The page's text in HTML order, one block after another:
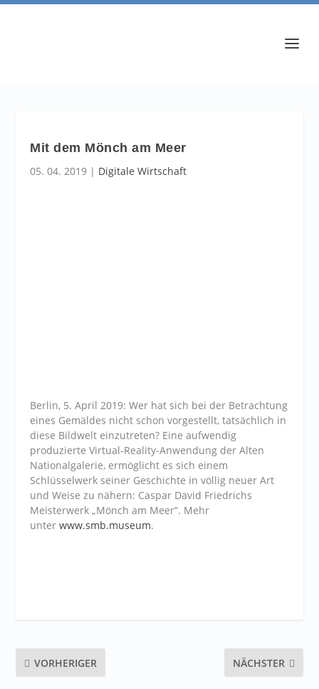
Mit dem Mönch am Meer
05. 04. 2019 | Digitale Wirtschaft
Berlin, 5. April 2019: Wer hat sich bei der Betrachtung
eines Gemäldes nicht schon vorgestellt, tatsächlich in
diese Bildwelt einzutreten? Eine aufwendig
produzierte Virtual-Reality-Anwendung der Alten
Nationalgalerie, ermöglicht es sich einem
Schlüsselwerk seiner Geschichte in völlig neuer Art
und Weise zu nähern: Caspar David Friedrichs
Meisterwerk „Mönch am Meer“. Mehr
unterwww.smb.museum.
VORHERIGER NÄCHSTER